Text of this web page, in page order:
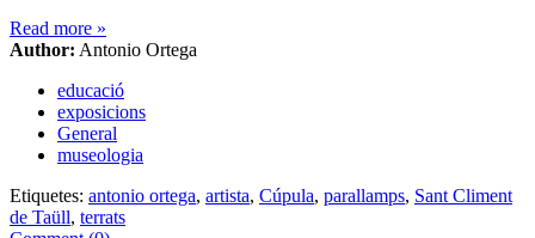
Read more »
Author: Antonio Ortega
educació
exposicions
General
museologia
Etiquetes: antonio ortega, artista, Cúpula, parallamps, Sant Climent
de Taüll, terrats